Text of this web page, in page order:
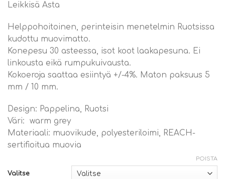
Leikkisä Asta
Helppohoitoinen, perinteisin menetelmin Ruotsissa
kudottu muovimatto.
Konepesu 30 asteessa, isot koot laakapesuna. Ei
linkousta eikä rumpukuivausta.
Kokoeroja saattaa esiintyä +/-4%. Maton paksuus 5
mm / 10 mm.
Design: Pappelina, Ruotsi
Väri: warm grey
Materiaali: muovikude, polyesteriloimi, REACH-
sertifioitua muovia
Valitse
POISTA